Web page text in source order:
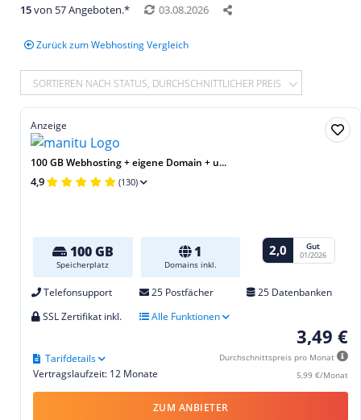
15von 57 Angeboten.* 03.08.2026
Zurück zum Webhosting Vergleich
SORTIEREN NACH STATUS, DURCHSCHNITTLICHER PREIS
Anzeige
100 GB Webhosting + eigene Domain + u...
4,9 (130)
100 GB
Speicherplatz
1
Domains inkl.
2,0 Gut
01/2026
Telefonsupport 25 Postfächer
25 Datenbanken
SSL Zertifikat inkl.
Alle Funktionen
3,49 €
Durchschnittspreis pro Monat
5,99 €/Monat
Vertragslaufzeit: 12 Monate
Tarifdetails
ZUM ANBIETER